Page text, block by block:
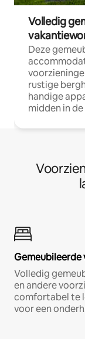
Volledig
Deze
rustige
handige
midden in
Volledig
en andere
comfortabel te
voor een